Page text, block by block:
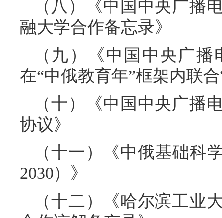
（八）《中国中央广播
融大学合作备忘录》
（九）《中国中央广
在“中俄教育年”框架内联
（十）《中国中央广播
协议》
（十一）《中俄基础科
2030）》
（十二）《哈尔滨工业